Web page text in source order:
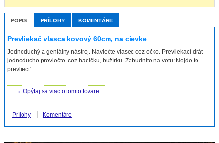
POPIS PRÍLOHY KOMENTÁRE
Prevliekač vlasca kovový 60cm, na cievke
Jednoduchý a geniálny nástroj. Navlečte vlasec cez očko. Prevliekací drát
jednoducho prevlečte, cez hadičku, bužírku. Zabudnite na vetu: Nejde to
prevliecť.
→ Opýtaj sa viac o tomto tovare
Prílohy Komentáre